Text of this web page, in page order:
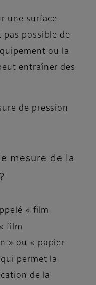
une surface
pas possible de
ou la
entraîner des
de pression
mesure de la
« film
film
» ou « papier
permet la
de la